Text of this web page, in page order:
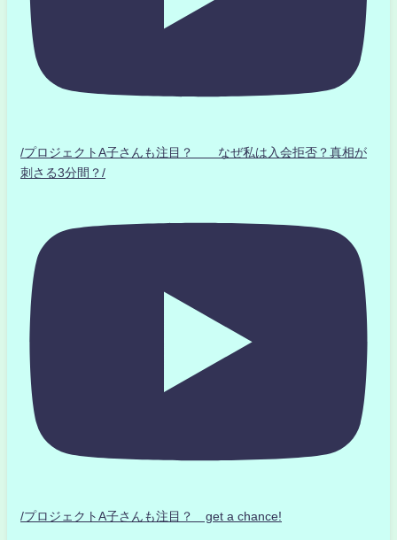
/プロジェクトA子さんも注目？ なぜ私は入会拒否？真相が
刺さる3分間？/
/プロジェクトA子さんも注目？ get a chance!